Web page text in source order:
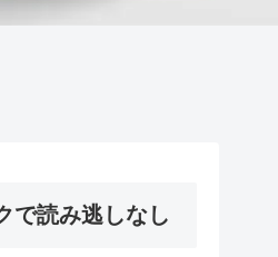
で読み逃しなし